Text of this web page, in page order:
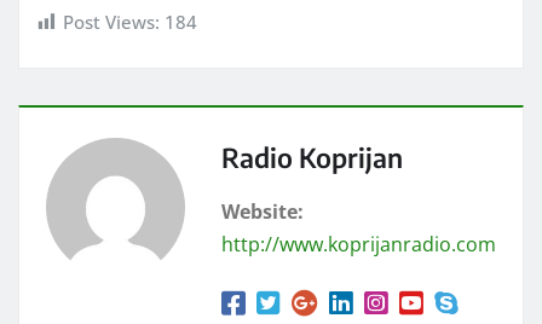
Post Views: 184
Radio Koprijan
Website:
http://www.koprijanradio.com